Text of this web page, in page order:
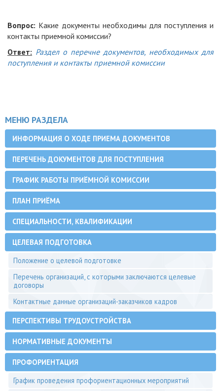
Вопрос: Какие документы необходимы для поступления и
контакты приемной комиссии?
Ответ: Раздел о перечне документов, необходимых для
поступления и контакты приемной комиссии
МЕНЮ РАЗДЕЛА
ИНФОРМАЦИЯ О ХОДЕ ПРИЕМА ДОКУМЕНТОВ
ПЕРЕЧЕНЬ ДОКУМЕНТОВ ДЛЯ ПОСТУПЛЕНИЯ
ГРАФИК РАБОТЫ ПРИЁМНОЙ КОМИССИИ
ПЛАН ПРИЁМА
СПЕЦИАЛЬНОСТИ, КВАЛИФИКАЦИИ
ЦЕЛЕВАЯ ПОДГОТОВКА
Положение о целевой подготовке
Перечень организаций, с которыми заключаются целевые
договоры
Контактные данные организаций-заказчиков кадров
ПЕРСПЕКТИВЫ ТРУДОУСТРОЙСТВА
НОРМАТИВНЫЕ ДОКУМЕНТЫ
ПРОФОРИЕНТАЦИЯ
График проведения профориентационных мероприятий